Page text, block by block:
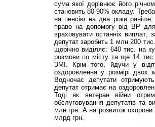
сума якої дорівнює його
становить 80-90% окладу.
на пенсію на два роки раніше,
право на допомогу від ВР
враховувати останніх виплат,
депутат заробить 1 млн 200
щорічно виділяє: 640 тис. на
розмови по місту та ще 14
ЗМІ. Крім того, йдучи у
оздоровлення у розмірі двох
Водночас депутати
депутат отримає на
Тоді як ветеран війни
обслуговування депутатів та
млн грн. А на розвиток охорони
млрд грн.